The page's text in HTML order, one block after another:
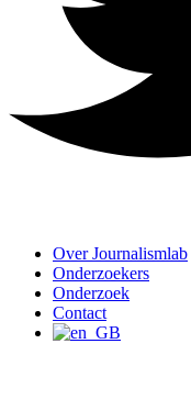
Over Journalismlab
Onderzoekers
Onderzoek
Contact